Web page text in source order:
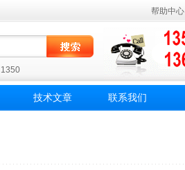
帮助中心
1350
技术文章 联系我们